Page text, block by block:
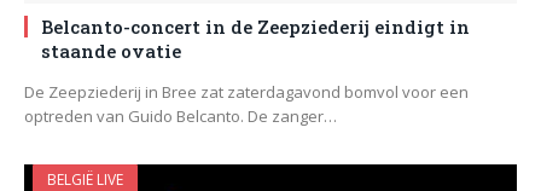
Belcanto-concert in de Zeepziederij eindigt in
staande ovatie
De Zeepziederij in Bree zat zaterdagavond bomvol voor een
optreden van Guido Belcanto. De zanger…
BELGIË LIVE